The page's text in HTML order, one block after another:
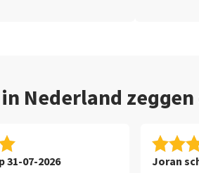
Nederland
31-07-2026 Joran